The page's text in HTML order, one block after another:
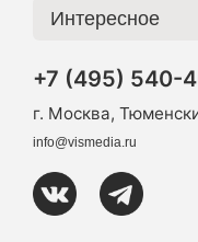
Интересное
+7 (495) 540-
г. Москва,
info@vismedia.ru